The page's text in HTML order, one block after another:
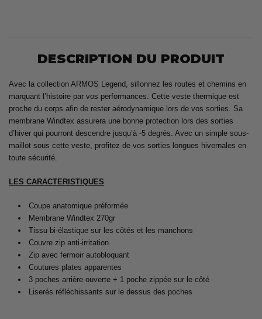
DESCRIPTION DU PRODUIT
Avec la collection ARMOS Legend, sillonnez les routes et chemins en
marquant l’histoire par vos performances. Cette veste thermique est
proche du corps afin de rester aérodynamique lors de vos sorties. Sa
membrane Windtex assurera une bonne protection lors des sorties
d’hiver qui pourront descendre jusqu’à -5 degrés. Avec un simple sous-
maillot sous cette veste, profitez de vos sorties longues hivernales en
toute sécurité.
LES CARACTERISTIQUES
Coupe anatomique préformée
Membrane Windtex 270gr
Tissu bi-élastique sur les côtés et les manchons
Couvre zip anti-irritation
Zip avec fermoir autobloquant
Coutures plates apparentes
3 poches arrière ouverte + 1 poche zippée sur le côté
Liserés réfléchissants sur le dessus des poches